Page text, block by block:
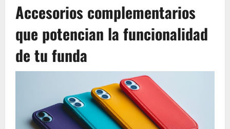
Accesorios complementarios
que potencian la funcionalidad
de tu funda